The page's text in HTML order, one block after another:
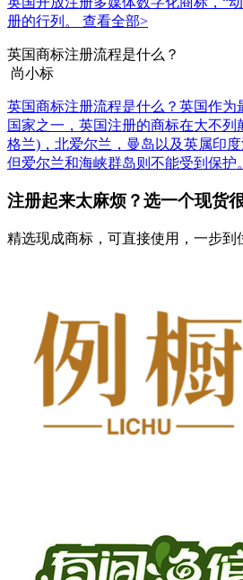
册的行列。 查看全部>
英国商标注册流程是什么？
尚小标
英国商标注册流程是什么？英国作为
国家之一，英国注册的商标在大不
格兰)，北爱尔兰，曼岛以及英属印
但爱尔兰和海峡群岛则不能受到保护
注册起来太麻烦？选一个现货
精选现成商标，可直接使用，一步到